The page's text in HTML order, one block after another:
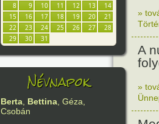
8
9 10 11 12 13
14
15
16 17 18 19 20
21
22
23 24 25 26 27
28
29
30 31
Névnapok
Berta, Bettina, Géza,
Csobán
»
A
»